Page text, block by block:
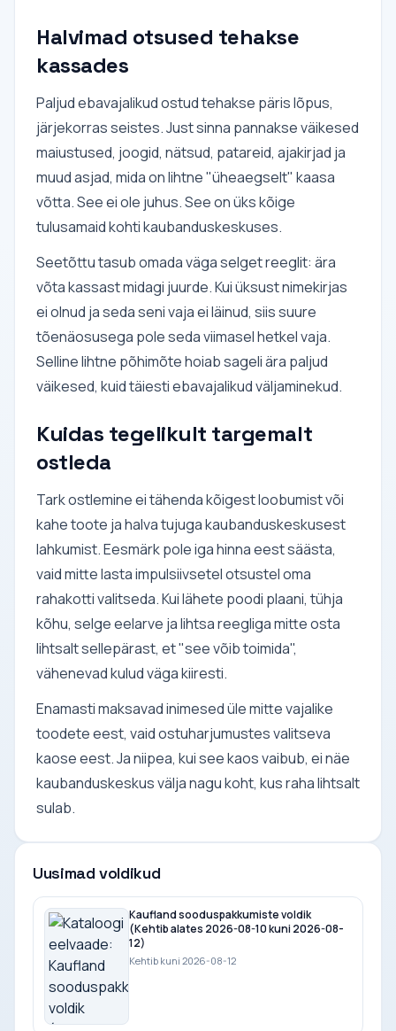
Halvimad otsused tehakse
kassades
Paljud ebavajalikud ostud tehakse päris lõpus,
järjekorras seistes. Just sinna pannakse väikesed
maiustused, joogid, nätsud, patareid, ajakirjad ja
muud asjad, mida on lihtne "üheaegselt" kaasa
võtta. See ei ole juhus. See on üks kõige
tulusamaid kohti kaubanduskeskuses.
Seetõttu tasub omada väga selget reeglit: ära
võta kassast midagi juurde. Kui üksust nimekirjas
ei olnud ja seda seni vaja ei läinud, siis suure
tõenäosusega pole seda viimasel hetkel vaja.
Selline lihtne põhimõte hoiab sageli ära paljud
väikesed, kuid täiesti ebavajalikud väljaminekud.
Kuidas tegelikult targemalt
ostleda
Tark ostlemine ei tähenda kõigest loobumist või
kahe toote ja halva tujuga kaubanduskeskusest
lahkumist. Eesmärk pole iga hinna eest säästa,
vaid mitte lasta impulsiivsetel otsustel oma
rahakotti valitseda. Kui lähete poodi plaani, tühja
kõhu, selge eelarve ja lihtsa reegliga mitte osta
lihtsalt sellepärast, et "see võib toimida",
vähenevad kulud väga kiiresti.
Enamasti maksavad inimesed üle mitte vajalike
toodete eest, vaid ostuharjumustes valitseva
kaose eest. Ja niipea, kui see kaos vaibub, ei näe
kaubanduskeskus välja nagu koht, kus raha lihtsalt
sulab.
Uusimad voldikud
Kaufland sooduspakkumiste voldik
(Kehtib alates 2026-08-10 kuni 2026-08-
12)
Kehtib kuni 2026-08-12